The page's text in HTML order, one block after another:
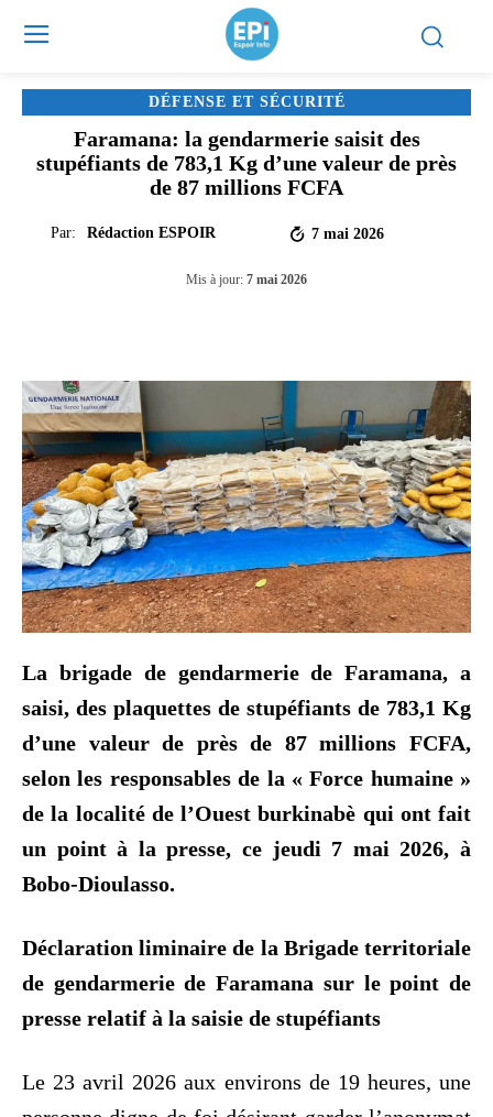
DÉFENSE ET SÉCURITÉ
Faramana: la gendarmerie saisit des
stupéfiants de 783,1 Kg d’une valeur de près
de 87 millions FCFA
Par: Rédaction ESPOIR 7 mai 2026
Mis à jour: 7 mai 2026
La brigade de gendarmerie de Faramana, a
saisi, des plaquettes de stupéfiants de 783,1 Kg
d’une valeur de près de 87 millions FCFA,
selon les responsables de la « Force humaine »
de la localité de l’Ouest burkinabè qui ont fait
un point à la presse, ce jeudi 7 mai 2026, à
Bobo-Dioulasso.
Déclaration liminaire de la Brigade territoriale
de gendarmerie de Faramana sur le point de
presse relatif à la saisie de stupéfiants
Le 23 avril 2026 aux environs de 19 heures, une